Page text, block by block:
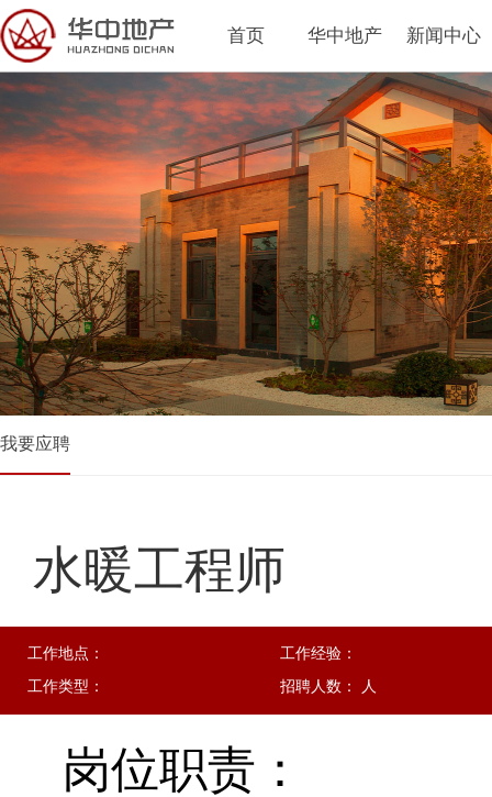
首页 华中地产 新闻中心
我要应聘
水暖工程师
工作地点：
工作经验：
工作类型：
招聘人数： 人
岗位职责：